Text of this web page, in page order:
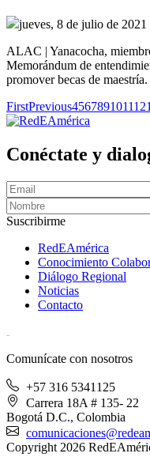
jueves, 8 de julio de 2021
ALAC | Yanacocha,
Memorándum de
promover becas de maestría.
FirstPrevious456789101112
Conéctate y
Suscribirme
RedEAmérica
Conocimiento
Diálogo Regional
Noticias
Contacto
Comunícate con nosotros
+57 316 5341125
Carrera 18A # 135- 22
Bogotá D.C., Colombia
Copyright 2026